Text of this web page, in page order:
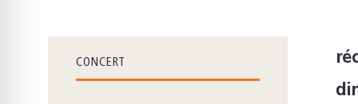
CONCERT